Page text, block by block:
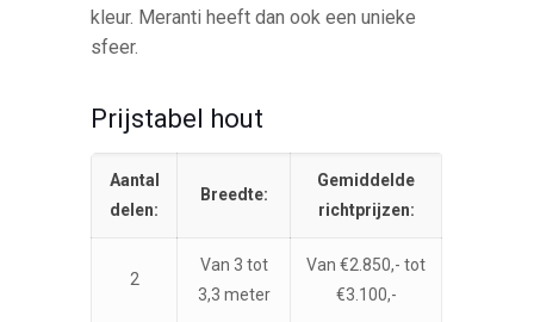
kleur. Meranti heeft dan ook een unieke
sfeer.
Prijstabel hout
Aantal
delen:
Breedte:
Gemiddelde
richtprijzen:
2
Van 3 tot
3,3 meter
Van €2.850,- tot
€3.100,-